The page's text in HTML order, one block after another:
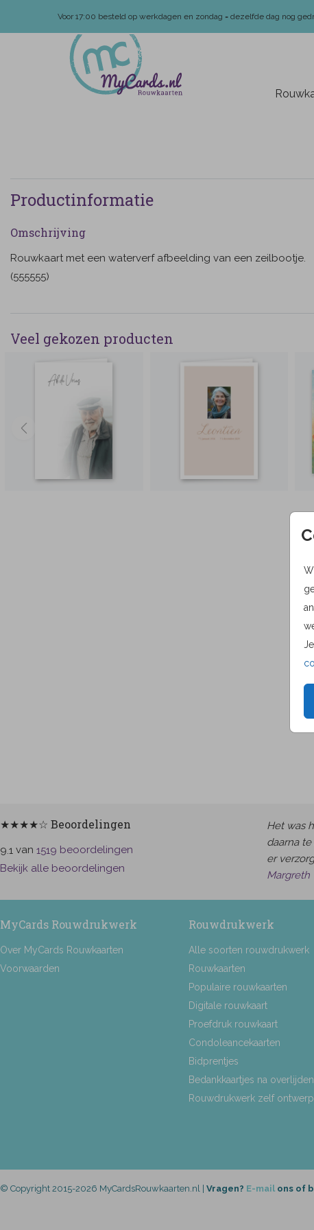
Voor 17:00 besteld op werkdagen en zondag = dezelfde dag nog
Productinformatie
Omschrijving
Rouwkaart met een waterverf afbeelding van een zeilbootje.
(555555)
Veel gekozen producten
★★★★☆ Beoordelingen
9.1 van 1519 beoordelingen
Bekijk alle beoordelingen
Het was
daarna
er
Margreth
MyCards Rouwdrukwerk
Over MyCards Rouwkaarten
Voorwaarden
Rouwdrukwerk
Alle soorten rouwdrukwerk
Rouwkaarten
Populaire rouwkaarten
Digitale rouwkaart
Proefdruk rouwkaart
Condoleancekaarten
Bidprentjes
Bedankkaartjes na overlijden
Rouwdrukwerk zelf
© Copyright 2015-2026 MyCardsRouwkaarten.nl | Vragen? E-mail ons of